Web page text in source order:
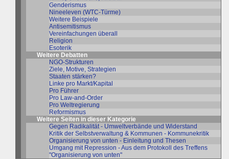
Genderismus
Nineeleven (WTC-Türme)
Weitere Beispiele
Antisemitismus
Vereinfachungen überall
Religion
Esoterik
Weitere Debatten
NGO-Strukturen
Ziele, Motive, Strategien
Staaten stärken?
Linke pro Markt/Kapital
Pro Führer
Pro Law-and-Order
Pro Weltregierung
Reformismus
Weitere Seiten in dieser Kategorie
Gegen Radikalität - Umweltverbände und Widerstand
Kritik der Selbstverwaltung & Kommunen - Kommunekritik
Organisierung von unten - Einleitung und Thesen
Umgang mit Repression - Aus dem Protokoll des Treffens
"Organisierung von unten"